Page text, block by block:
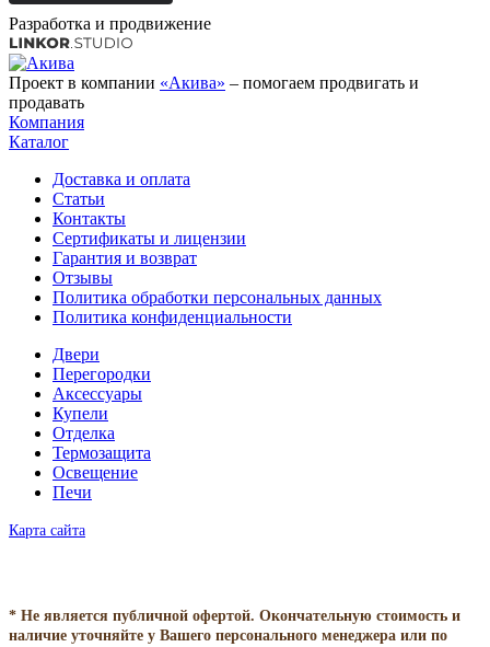
Разработка и продвижение
Проект в компании «Акива» – помогаем продвигать и
продавать
Компания
Каталог
Доставка и оплата
Статьи
Контакты
Сертификаты и лицензии
Гарантия и возврат
Отзывы
Политика обработки персональных данных
Политика конфиденциальности
Двери
Перегородки
Аксессуары
Купели
Отделка
Термозащита
Освещение
Печи
Карта сайта
* Не является публичной офертой. Окончательную стоимость и
наличие уточняйте у Вашего персонального менеджера или по